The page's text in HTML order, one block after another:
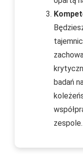
badań
zespole.